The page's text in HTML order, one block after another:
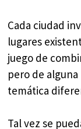
Cada ciudad
lugares
juego de
pero de
temática
Tal vez se